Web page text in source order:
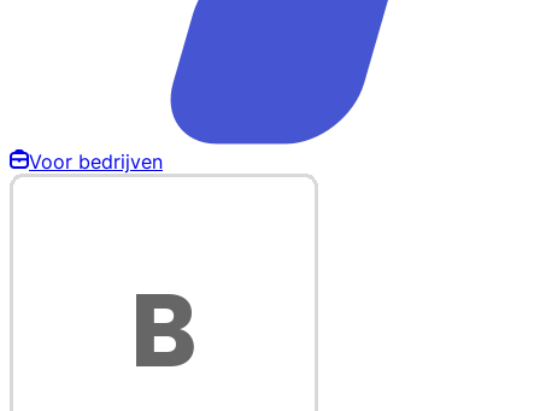
Voor bedrijven